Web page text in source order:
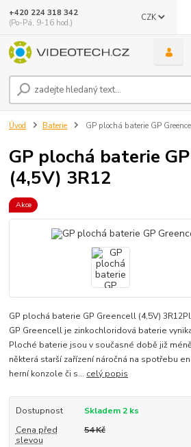
CZK
+420 224 318 342
(Po-Pá, 9-16 hod.)
Úvod Baterie GP plochá baterie GP
GP plochá baterie
(4,5V) 3R12
Akce
GP plochá baterie GP Greencell (4,5V)
GP Greencell je zinkochloridová baterie
Ploché baterie jsou v současné době již
některá starší zařízení náročná na spotřebu
herní konzole či s... celý popis
Dostupnost
Skladem 2 ks
Cena před
slevou
54 Kč